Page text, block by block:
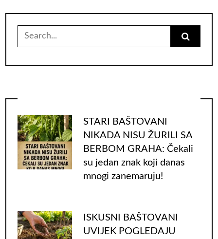
Search
STARI BAŠTOVANI
NIKADA NISU ŽURILI SA
BERBOM GRAHA: Čekali
su jedan znak koji danas
mnogi zanemaruju!
ISKUSNI BAŠTOVANI
UVIJEK POGLEDAJU